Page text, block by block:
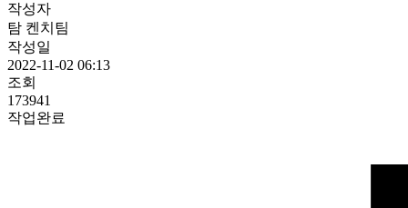
작성자
탐 켄치팀
작성일
2022-11-02 06:13
조회
173941
작업완료